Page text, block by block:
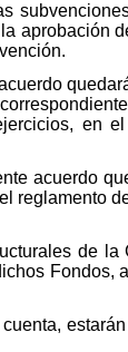
aprobación
en
acuerdo
reglamento
de la